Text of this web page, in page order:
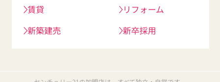
賃貸
新築建売
リフォーム
新卒採用